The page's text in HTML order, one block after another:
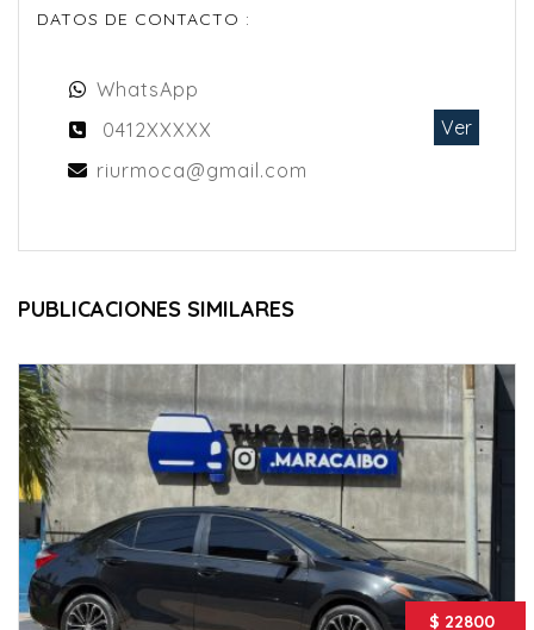
DATOS DE CONTACTO :
WhatsApp
0412XXXXX
Ver
riurmoca@gmail.com
PUBLICACIONES SIMILARES
$ 22800